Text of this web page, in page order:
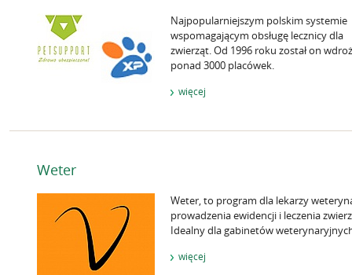
Najpopularniejszym polskim systemie
wspomagającym obsługę lecznicy dla
zwierząt. Od 1996 roku został on
ponad 3000 placówek.
więcej
Weter
Weter, to program dla lekarzy
prowadzenia ewidencji i leczenia
Idealny dla gabinetów
więcej